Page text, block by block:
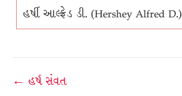
હર્ષી આલ્ફ્રેડ ડી. (Hershey Alfred D.)
Post
← હર્ષ સંવત